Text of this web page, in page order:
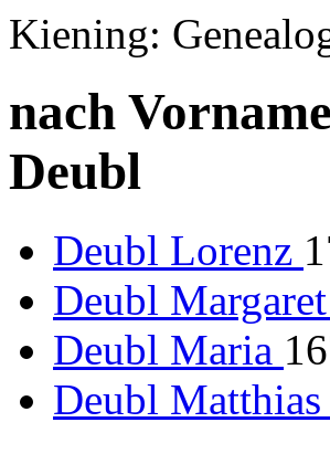
Kiening:
nach
Deubl
Deubl Lorenz
Deubl Margaret
Deubl Maria
Deubl Matthias